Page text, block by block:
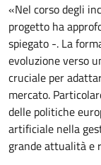
«Nel corso degli
progetto ha
spiegato -. La
evoluzione verso
cruciale per
mercato.
delle politiche
artificiale nella
grande attualità e